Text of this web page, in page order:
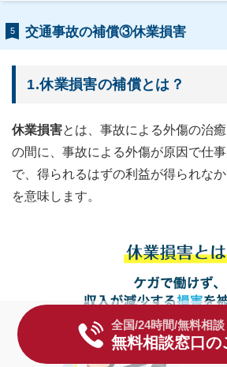
5 交通事故の補償③休業損害
1.休業損害の補償とは？
休業損害とは、事故による外傷の治
の間に、事故による外傷が原因で仕
で、得られるはずの利益が得られな
を意味します。
全国/24時間/無料相談
無料相談窓口の